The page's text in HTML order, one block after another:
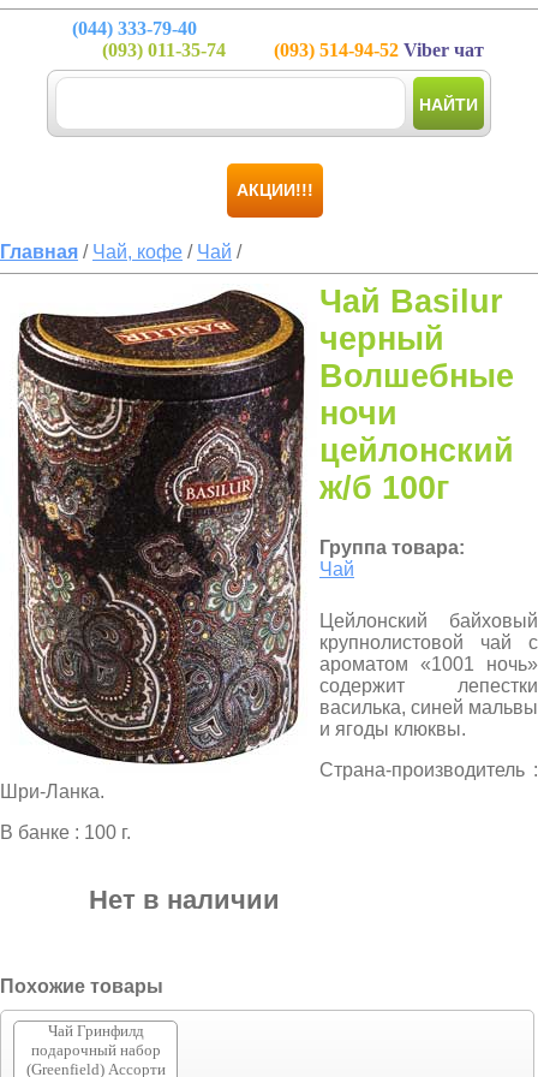
(044) 333-79-40
(093) 011-35-74 (093) 514-94-52 Viber чат
НАЙТИ
АКЦИИ!!!
Главная / Чай, кофе / Чай /
Чай Basilur
черный
Волшебные
ночи
цейлонский
ж/б 100г
Группа товара:
Чай
Цейлонский байховый
крупнолистовой чай с
ароматом «1001 ночь»
содержит лепестки
василька, синей мальвы
и ягоды клюквы.
Страна-производитель :
Шри-Ланка.
В банке : 100 г.
Нет в наличии
Похожие товары
Чай Гринфилд
подарочный набор
(Greenfield) Ассорти